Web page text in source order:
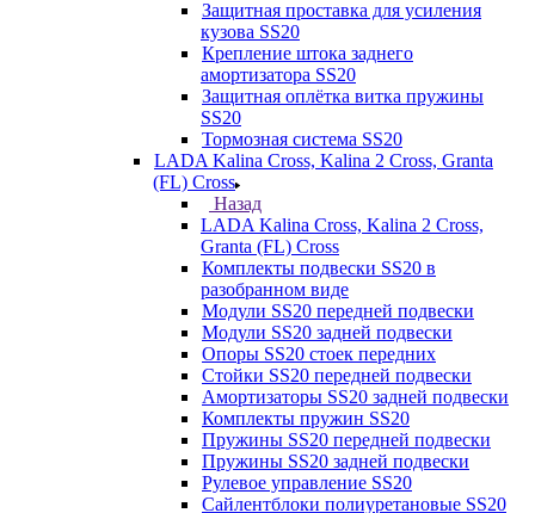
Защитная проставка для усиления
кузова SS20
Крепление штока заднего
амортизатора SS20
Защитная оплётка витка пружины
SS20
Тормозная система SS20
LADA Kalina Cross, Kalina 2 Cross, Granta
(FL) Cross
Назад
LADA Kalina Cross, Kalina 2 Cross,
Granta (FL) Cross
Комплекты подвески SS20 в
разобранном виде
Модули SS20 передней подвески
Модули SS20 задней подвески
Опоры SS20 стоек передних
Стойки SS20 передней подвески
Амортизаторы SS20 задней подвески
Комплекты пружин SS20
Пружины SS20 передней подвески
Пружины SS20 задней подвески
Рулевое управление SS20
Сайлентблоки полиуретановые SS20